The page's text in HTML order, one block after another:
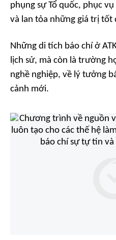
phụng sự Tổ quốc, phục
và lan tỏa những giá trị tốt
Những di tích báo chí ở
lịch sử, mà còn là trường
nghề nghiệp, về lý tưởng
cảnh mới.